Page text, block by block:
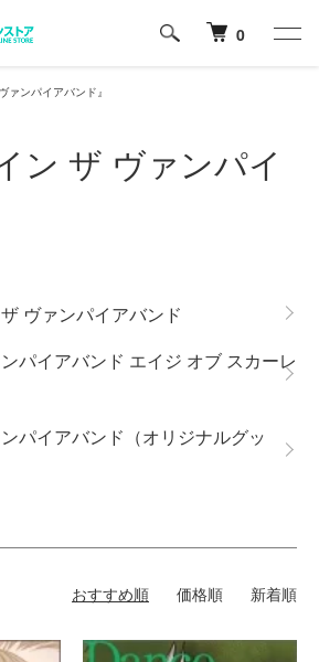
0
ァンパイアバンド』
ン ザ ヴァンパイ
ヴァンパイアバンド
パイアバンド エイジ オブ スカーレ
パイアバンド（オリジナルグッ
おすすめ順 価格順 新着順